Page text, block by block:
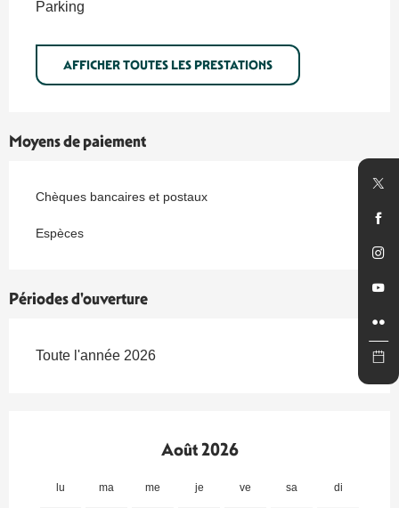
Parking
AFFICHER TOUTES LES PRESTATIONS
Moyens de paiement
Chèques bancaires et postaux
Espèces
Périodes d'ouverture
Toute l'année 2026
Août 2026
lu ma me je ve sa di